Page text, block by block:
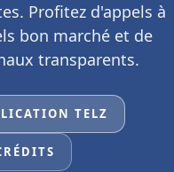
Profitez d'appels à
bon marché et de
transparents.
TELZ